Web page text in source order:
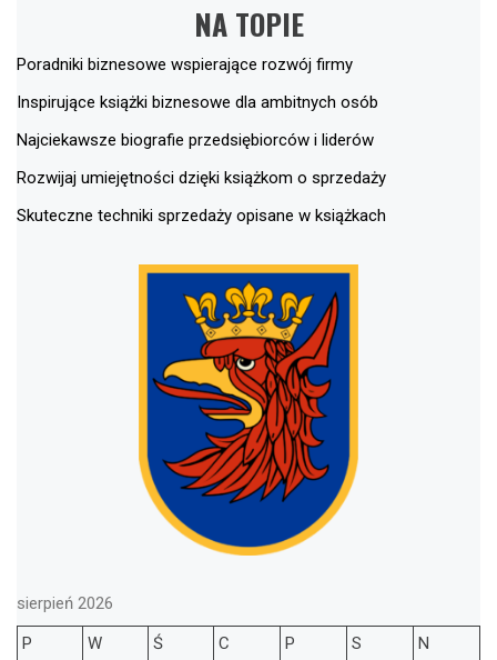
NA TOPIE
Poradniki biznesowe wspierające rozwój firmy
Inspirujące książki biznesowe dla ambitnych osób
Najciekawsze biografie przedsiębiorców i liderów
Rozwijaj umiejętności dzięki książkom o sprzedaży
Skuteczne techniki sprzedaży opisane w książkach
sierpień 2026
P
W Ś C P S N